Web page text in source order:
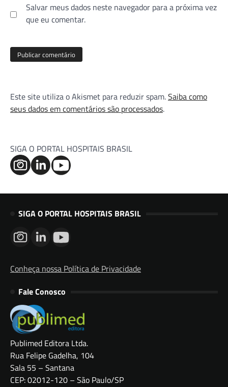
Salvar meus dados neste navegador para a próxima vez
que eu comentar.
Este site utiliza o Akismet para reduzir spam.Saiba como
seus dados em comentários são processados.
SIGA O PORTAL HOSPITAIS BRASIL
SIGA O PORTAL HOSPITAIS BRASIL
Conheça nossa Política de Privacidade
Fale Conosco
Publimed Editora Ltda.
Rua Felipe Gadelha, 104
Sala 55 – Santana
CEP: 02012-120 – São Paulo/SP